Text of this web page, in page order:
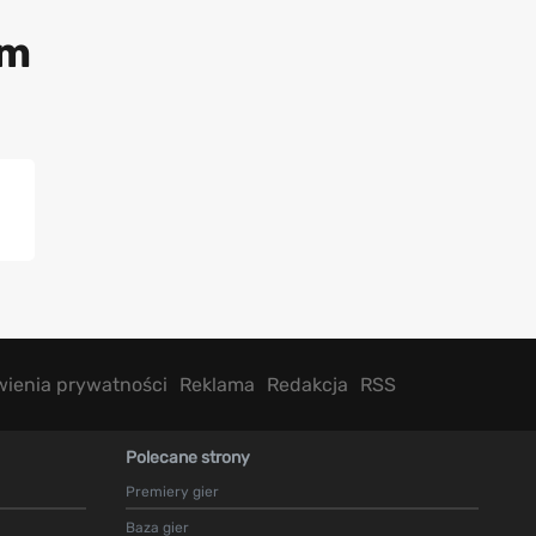
prywatności Reklama Redakcja RSS
Polecane strony
Premiery gier
Baza gier